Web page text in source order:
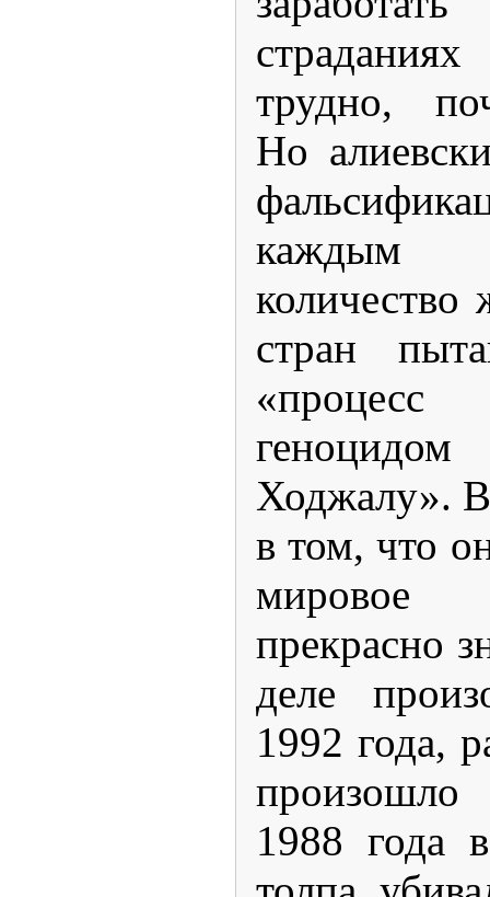
трудно,
Но
каждым
количество
стран
Ходжалу».
в том, что
прекрасно
деле
1992 года,
1988 года